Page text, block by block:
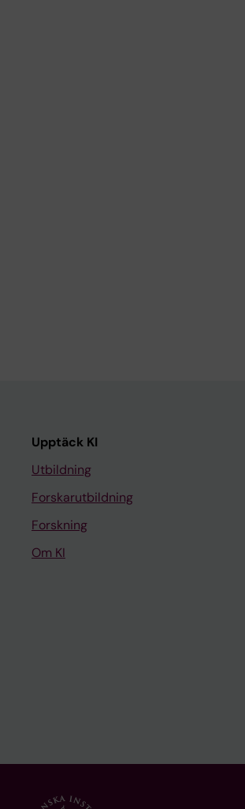
Upptäck KI
Utbildning
Forskarutbildning
Forskning
Om KI